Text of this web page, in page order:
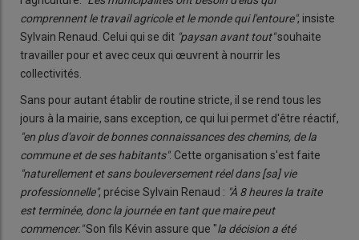
comprennent le travail agricole et le monde qui l'entoure", insiste
Sylvain Renaud. Celui qui se dit "paysan avant tout"souhaite
travailler pour et avec ceux qui œuvrent à nourrir les
collectivités.
Sans pour autant établir de routine stricte, il se rend tous les
jours à la mairie, sans exception, ce qui lui permet d'être réactif,
"en plus d'avoir de bonnes connaissances des chemins, de la
commune et de ses habitants". Cette organisation s'est faite
"naturellement et sans bouleversement réel dans [sa] vie
professionnelle", précise Sylvain Renaud : "À 8 heures la traite
est terminée, donc la journée en tant que maire peut
commencer."Son fils Kévin assure que "la décision a été